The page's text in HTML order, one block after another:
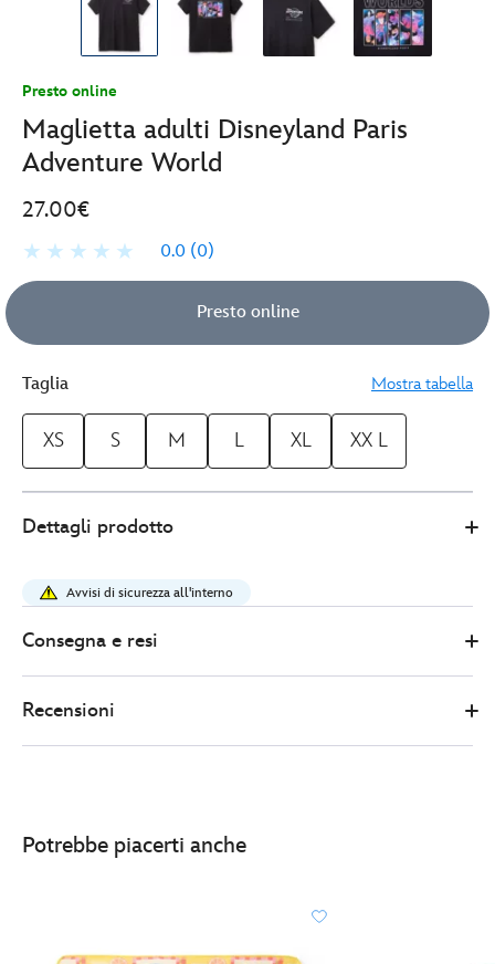
Presto online
Maglietta adulti Disneyland Paris
Adventure World
27.00€
0.0 (0)
Taglia Mostra tabella
XS S M L XL XX L
Presto online
Store
27.00
adulti-
disneyland-
paris-
5205053250002M.html
http://schema.org/OutOfStock
Dettagli prodotto
Avvisi di sicurezza all'interno
Consegna e resi
Recensioni
Potrebbe piacerti anche